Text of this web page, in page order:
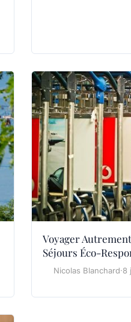
Voyager
Séjours Éco-
Nicolas Blanchard·8